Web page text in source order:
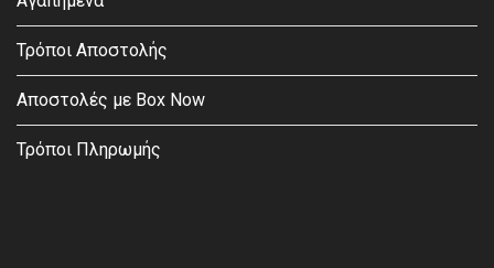
Τρόποι Αποστολής
Αποστολές με Box Now
Τρόποι Πληρωμής